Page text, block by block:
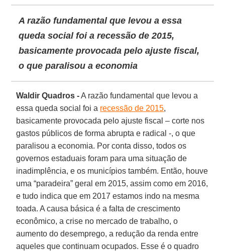
A razão fundamental que levou a essa
queda social foi a recessão de 2015,
basicamente provocada pelo ajuste fiscal,
o que paralisou a economia
Waldir Quadros -A razão fundamental que levou a
essa queda social foi a recessão de 2015,
basicamente provocada pelo ajuste fiscal – corte nos
gastos públicos de forma abrupta e radical -, o que
paralisou a economia. Por conta disso, todos os
governos estaduais foram para uma situação de
inadimplência, e os municípios também. Então, houve
uma “paradeira” geral em 2015, assim como em 2016,
e tudo indica que em 2017 estamos indo na mesma
toada. A causa básica é a falta de crescimento
econômico, a crise no mercado de trabalho, o
aumento do desemprego, a redução da renda entre
aqueles que continuam ocupados. Esse é o quadro